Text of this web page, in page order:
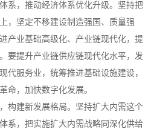
系，推动经济体系优化升级。坚持把
，坚定不移建设制造强国、质量强
产业基础高级化、产业链现代化，提
要提升产业链供应链现代化水平，发
代服务业，统筹推进基础设施建设，
命，加快数字化发展。
构建新发展格局。坚持扩大内需这个
系，把实施扩大内需战略同深化供给